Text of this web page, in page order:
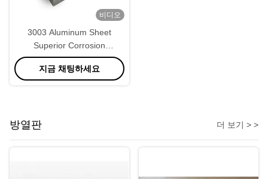
비디오
3003 Aluminum Sheet
Superior Corrosion
Resistance and Weldability
지금 채팅하세요
방열판 더 보기 > >